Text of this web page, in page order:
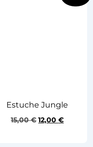
Estuche Jungle
15,00€ 12,00€